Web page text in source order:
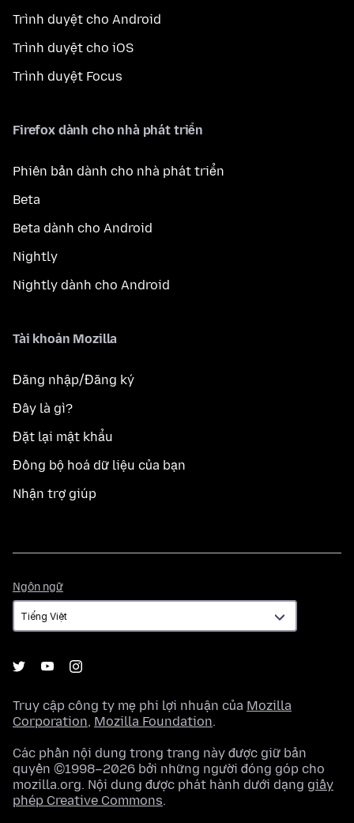
Trình duyệt cho Android
Trình duyệt cho iOS
Trình duyệt Focus
Firefox dành cho nhà phát triển
Phiên bản dành cho nhà phát triển
Beta
Beta dành cho Android
Nightly
Nightly dành cho Android
Tài khoản Mozilla
Đăng nhập/Đăng ký
Đây là gì?
Đặt lại mật khẩu
Đồng bộ hoá dữ liệu của bạn
Nhận trợ giúp
Ngôn ngữ
ngữ
Truy cập công ty mẹ phi lợi nhuận của Mozilla
Corporation, Mozilla Foundation.
Các phần nội dung trong trang này được giữ bản
quyền ©1998–2026 bởi những người đóng góp cho
mozilla.org. Nội dung được phát hành dưới dạng giấy
phép Creative Commons.